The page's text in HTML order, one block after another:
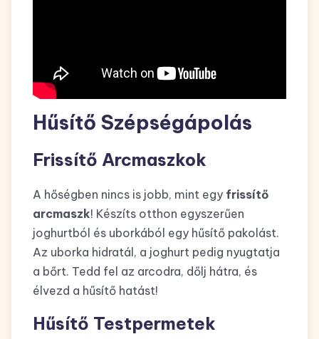
Hűsítő Szépségápolás
Frissítő Arcmaszkok
A hőségben nincs is jobb, mint egy frissítő
arcmaszk! Készíts otthon egyszerűen
joghurtból és uborkából egy hűsítő pakolást.
Az uborka hidratál, a joghurt pedig nyugtatja
a bőrt. Tedd fel az arcodra, dőlj hátra, és
élvezd a hűsítő hatást!
Hűsítő Testpermetek